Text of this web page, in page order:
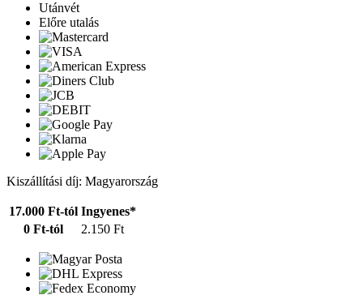
Utánvét
Előre utalás
Kiszállítási díj: Magyarország
17.000 Ft-tól Ingyenes*
0 Ft-tól
2.150 Ft